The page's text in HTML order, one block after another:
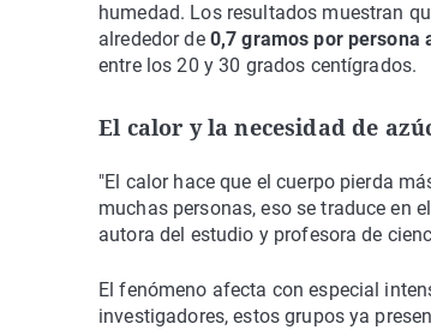
humedad. Los resultados muestran
alrededor de 0,7 gramos por persona
entre los 20 y 30 grados centígrados.
El calor y la necesidad de
"El calor hace que el cuerpo pierda
muchas personas, eso se traduce en
autora del estudio y profesora de
El fenómeno afecta con especial
investigadores, estos grupos ya